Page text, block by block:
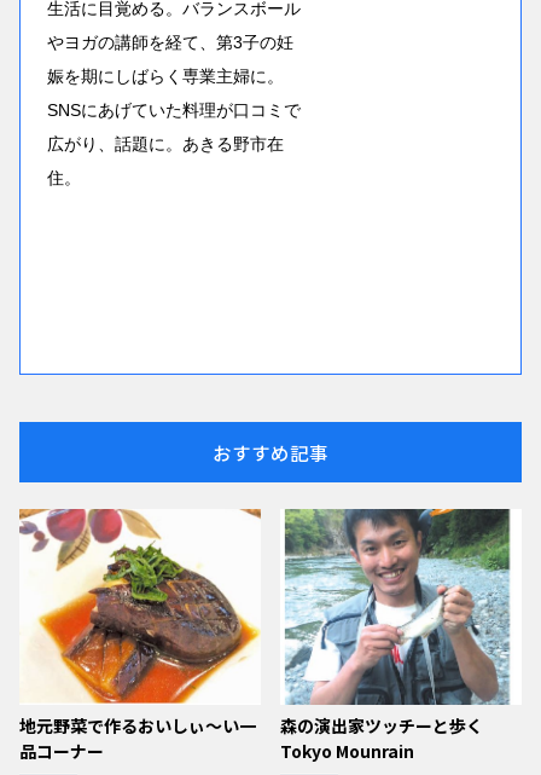
生活に目覚める。バランスボール
やヨガの講師を経て、第3子の妊
娠を期にしばらく専業主婦に。
SNSにあげていた料理が口コミで
広がり、話題に。あきる野市在
住。
おすすめ記事
地元野菜で作るおいしぃ～い一
品コーナー
森の演出家ツッチーと歩く
Tokyo Mounrain